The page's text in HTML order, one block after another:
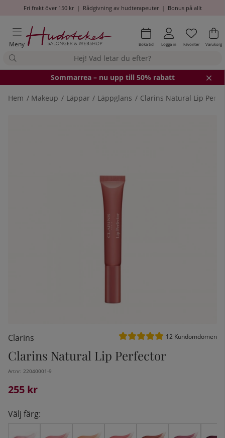
Fri frakt över 150 kr| Rådgivning av hudterapeuter| Bonus på allt
Meny Boka tid Logga in Antal i
.
Favoriter .
Varukorg
Sommarrea – nu upp till 50% rabatt
Hem Makeup Läppar Läppglans Clarins Natural Lip
Clarins Medelbetyg 5 av 5 Antal
12 Kundomdömen
Clarins Natural Lip Perfector
Artnr: 22040001-9
255 kr
Välj färg: